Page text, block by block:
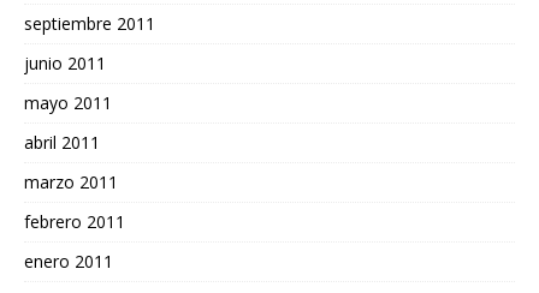
septiembre 2011
junio 2011
mayo 2011
abril 2011
marzo 2011
febrero 2011
enero 2011